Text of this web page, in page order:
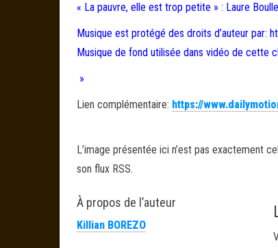
« La pauvre, elle est trop petite » : Laure
Musique est protégé des droits d’auteur par:
Musique de fond utilisée dans vidéo de cette
»
Lien complémentaire: https://
L’image présentée ici n’est pas exactement
son flux RSS.
À propos de l’auteur
Killian BOREZO